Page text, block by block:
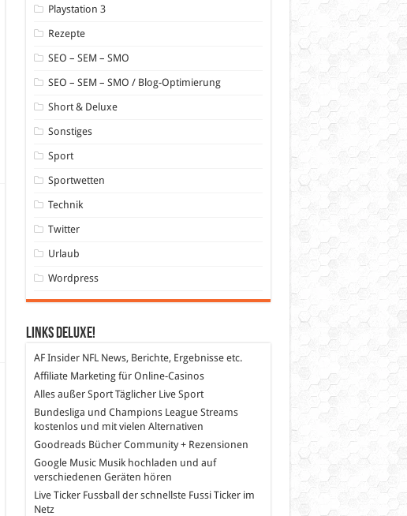
Playstation 3
Rezepte
SEO – SEM – SMO
SEO – SEM – SMO / Blog-Optimierung
Short & Deluxe
Sonstiges
Sport
Sportwetten
Technik
Twitter
Urlaub
Wordpress
Links DeLuXe!
AF InsiderNFL News, Berichte, Ergebnisse etc.
Affiliate Marketingfür Online-Casinos
Alles außer SportTäglicher Live Sport
Bundesliga und Champions League Streams
kostenlos und mit vielen Alternativen
GoodreadsBücher Community + Rezensionen
Google MusicMusik hochladen und auf
verschiedenen Geräten hören
Live Ticker Fussball
der schnellste Fussi Ticker im
Netz